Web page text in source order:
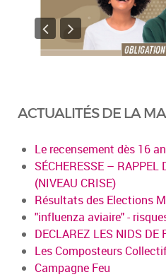
ACTUALITÉS DE LA
Le recensement dès 16
SÉCHERESSE – RAPPEL
(NIVEAU CRISE)
Résultats des Elections
"influenza aviaire" -
DECLAREZ LES NIDS DE
Les Composteurs
Campagne Feu